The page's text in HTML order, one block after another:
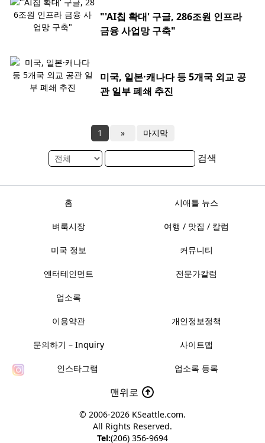
"'AI칩 확대' 구글, 286조원 인프라
금융 사업망 구축"
미국, 일본·캐나다 등 5개국 외교 공
관 일부 폐쇄 추진
1 » 마지막
검색
홈 시애틀 뉴스
벼룩시장 여행 / 맛집 / 칼럼
미국 정보 커뮤니티
엔터테인먼트 전문가칼럼
업소록
이용약관 개인정보정책
문의하기 – Inquiry 사이트맵
인스타그램 업소록 등록
맨위로
© 2006-2026 KSeattle.com.
All Rights Reserved.
Tel:(206) 356-9694